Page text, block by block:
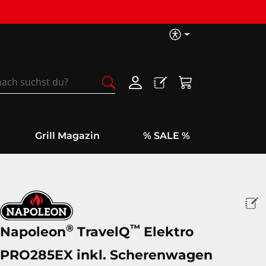
Warenkorb
Grill Magazin % SALE %
Napoleon® TravelQ™ Elektro
PRO285EX inkl. Scherenwagen